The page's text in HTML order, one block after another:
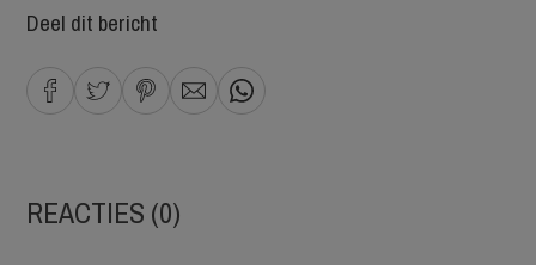
Deel dit bericht
REACTIES (0)